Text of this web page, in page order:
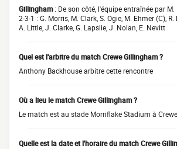
Gillingham: De son côté, l'équipe entraînée par M.
2-3-1 : G. Morris, M. Clark, S. Ogie, M. Ehmer (C),
A. Little, J. Clarke, G. Lapslie, J. Nolan, E. Nevitt
Quel est l'arbitre du match Crewe Gillingham ?
Anthony Backhouse arbitre cette rencontre
Où a lieu le match Crewe Gillingham ?
Le match est au stade Mornflake Stadium à
Quelle est la date et l'horaire du match Crewe